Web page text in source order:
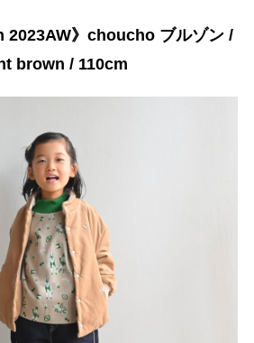
2023AW》choucho ブルゾン /
brown / 110cm